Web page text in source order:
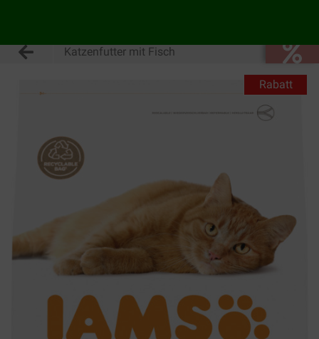
Katzenfutter mit Fisch
Rabatt